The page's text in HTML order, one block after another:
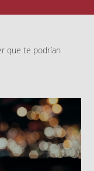
que te podrían